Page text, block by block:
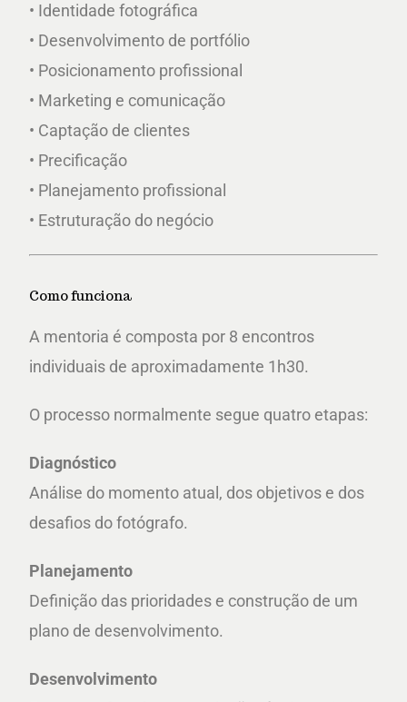
• Identidade fotográfica
• Desenvolvimento de portfólio
• Posicionamento profissional
• Marketing e comunicação
• Captação de clientes
• Precificação
• Planejamento profissional
• Estruturação do negócio
Como funciona
A mentoria é composta por 8 encontros
individuais de aproximadamente 1h30.
O processo normalmente segue quatro etapas:
Diagnóstico
Análise do momento atual, dos objetivos e dos
desafios do fotógrafo.
Planejamento
Definição das prioridades e construção de um
plano de desenvolvimento.
Desenvolvimento